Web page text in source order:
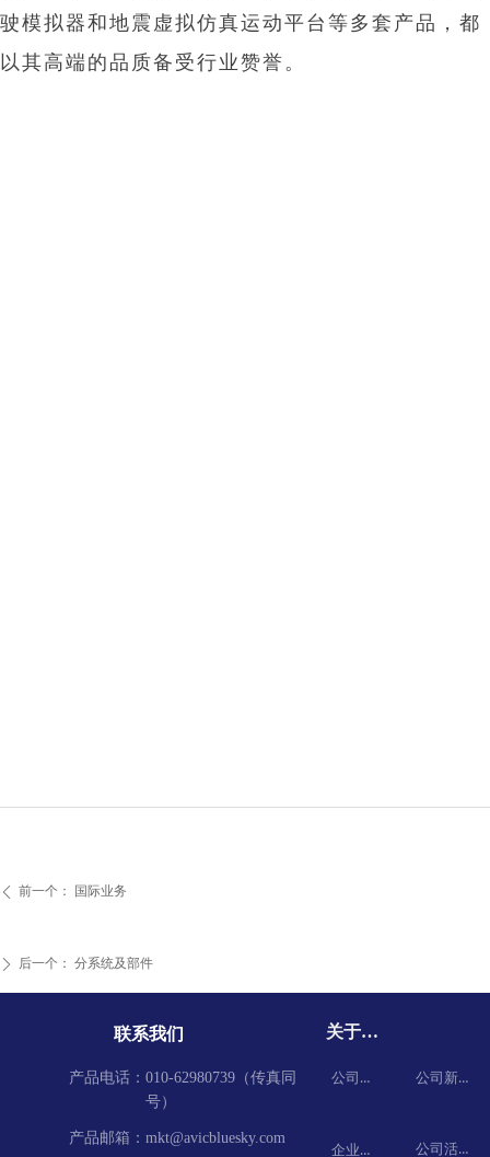
ꄴ 前一个： 国际业务
驶模拟器和地震虚拟仿真运动平台等多套产品，都
以其高端的品质备受行业赞誉。
ꄲ 后一个： 分系统及部件
产品电话： 010-62980739（传真同
号）
产品邮箱： mkt@avicbluesky.com
联系我们 关于我们
公司简介
企业文化
公司新闻
公司活动